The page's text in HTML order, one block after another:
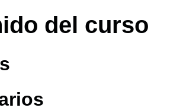
del curso